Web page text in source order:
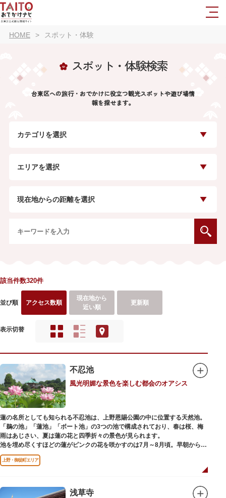
HOME スポット・体験
スポット・体験検索
台東区への旅行・おでかけに役立つ観光スポットや遊び場情
報を探せます。
カテゴリを選択
エリアを選択
現在地からの距離を選択
該当件数320件
並び順 アクセス数順
現在地から
近い順
更新順
表示切替
不忍池
風光明媚な景色を楽しむ都会のオアシス
蓮の名所としても知られる不忍池は、上野恩賜公園の中に位置する天然池。
「鵜の池」「蓮池」「ボート池」の3つの池で構成されており、春は桜、梅
雨はあじさい、夏は蓮の花と四季折々の景色が見られます。
池を埋め尽くすほどの蓮がピンクの花を咲かすのは7月～8月頃。早朝から午
前のみ開花するので、シーズン中は多くの観光客が朝早くから池を訪れま
す。綺麗な蓮の花を近くから観察できるデッキを散歩しながら朝の不忍池を
から池を眺めれば、新しい発見ができるかもしれません。また、「鵜の池」
上野・御徒町エリア
浅草寺